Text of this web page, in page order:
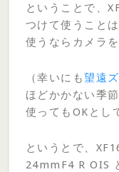
ということで、
つけて使うこと
使うならカメラ
（幸いにも望遠
ほどかかない季
使ってもOKとし
というとで、
24mmF4 R OIS